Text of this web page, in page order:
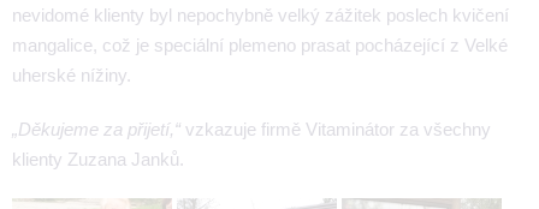
nevidomé klienty byl nepochybně velký zážitek poslech kvičení
mangalice, což je speciální plemeno prasat pocházející z Velké
uherské nížiny.
„Děkujeme za přijetí,“ vzkazuje firmě Vitaminátor za všechny
klienty Zuzana Janků.